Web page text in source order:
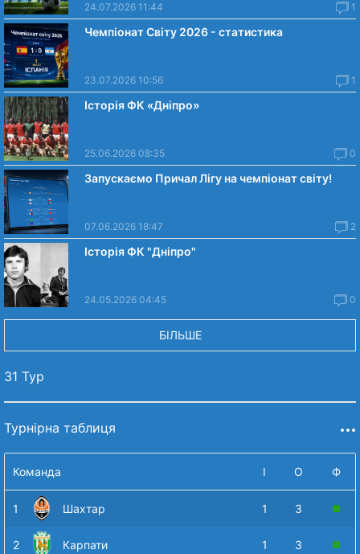
24.07.2026 11:44 1
Чемпіонат Світу 2026 - статистика
23.07.2026 10:56 1
Історія ФК «Дніпро»
25.06.2026 08:35 0
Запускаємо Причал Лігу на чемпіонат світу!
07.06.2026 18:47 2
Історія ФК "Дніпро"
24.05.2026 04:45 0
БІЛЬШЕ
31 Тур
Турнірна таблиця
Команда І О Ф
1 Шахтар 1 3
2 Карпати 1 3